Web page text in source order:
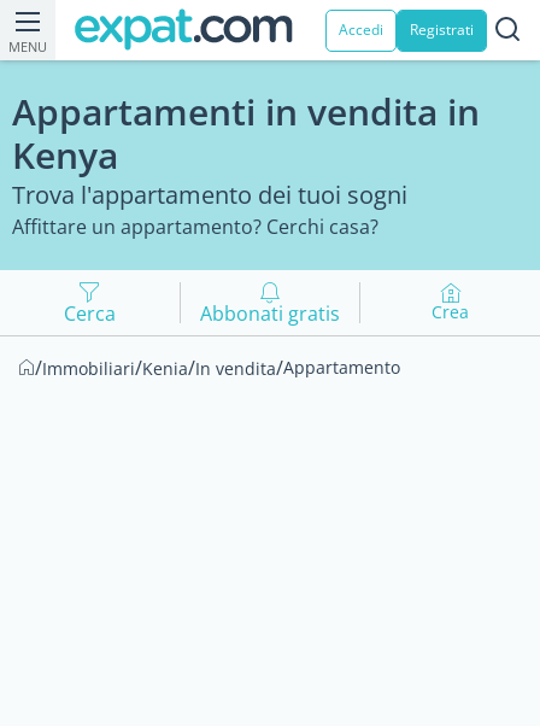
MENU
Accedi Registrati
Appartamenti in vendita in
Kenya
Trova l'appartamento dei tuoi sogni
Affittare un appartamento? Cerchi casa?
Cerca Abbonati gratis Crea
/Immobiliari/Kenia/In vendita/Appartamento